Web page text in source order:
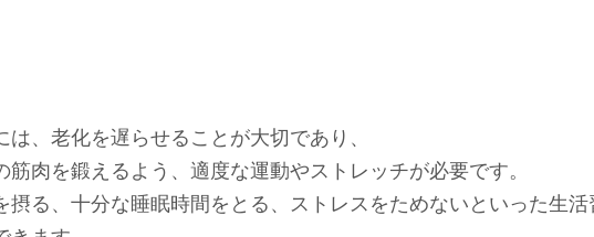
、老化を遅らせることが大切であり、
肉を鍛えるよう、適度な運動やストレッチが必要です。
摂る、十分な睡眠時間をとる、ストレスをためないといった生活